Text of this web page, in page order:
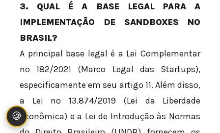
3. QUAL É A BASE LEGAL PARA A
IMPLEMENTAÇÃO DE SANDBOXES NO
BRASIL?
A principal base legal é a Lei Complementar
nº 182/2021 (Marco Legal das Startups),
especificamente em seu artigo 11. Além disso,
a Lei nº 13.874/2019 (Lei da Liberdade
Econômica) e a Lei de Introdução às Normas
🍪